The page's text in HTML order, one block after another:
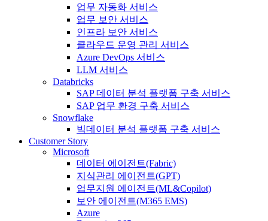
업무 자동화 서비스
업무 보안 서비스
인프라 보안 서비스
클라우드 운영 관리 서비스
Azure DevOps 서비스
LLM 서비스
Databricks
SAP 데이터 분석 플랫폼 구축 서비스
SAP 업무 환경 구축 서비스
Snowflake
빅데이터 분석 플랫폼 구축 서비스
Customer Story
Microsoft
데이터 에이전트(Fabric)
지식관리 에이전트(GPT)
업무지원 에이전트(ML&Copilot)
보안 에이전트(M365 EMS)
Azure